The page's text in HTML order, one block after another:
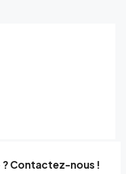
? Contactez-nous !